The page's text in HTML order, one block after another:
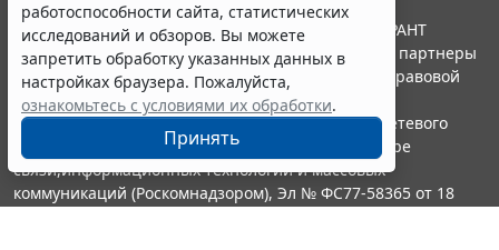
работоспособности сайта, статистических
исследований и обзоров. Вы можете
запретить обработку указанных данных в
настройках браузера. Пожалуйста,
ознакомьтесь с условиями их обработки.
Принять
© ООО "НПП "ГАРАНТ-СЕРВИС", 2026. Система ГАРАНТ
выпускается с 1990 года. Компания "Гарант" и ее партнеры
являются участниками Российской ассоциации правовой
информации ГАРАНТ.
Портал ГАРАНТ.РУ зарегистрирован в качестве сетевого
издания Федеральной службой по надзору в сфере
связи,информационных технологий и массовых
коммуникаций (Роскомнадзором), Эл № ФС77-58365 от 18